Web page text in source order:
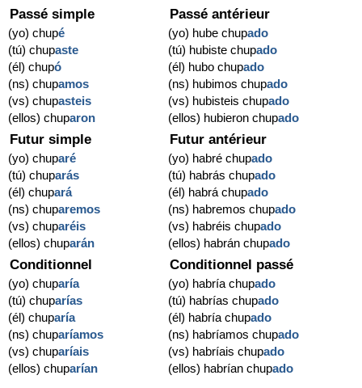
Passé simple
(yo) chupé
(tú) chupaste
(él) chupó
(ns) chupamos
(vs) chupasteis
(ellos) chuparon
Passé antérieur
(yo) hube chupado
(tú) hubiste chupado
(él) hubo chupado
(ns) hubimos chupado
(vs) hubisteis chupado
(ellos) hubieron chupado
Futur simple
(yo) chuparé
(tú) chuparás
(él) chupará
(ns) chuparemos
(vs) chuparéis
(ellos) chuparán
Futur antérieur
(yo) habré chupado
(tú) habrás chupado
(él) habrá chupado
(ns) habremos chupado
(vs) habréis chupado
(ellos) habrán chupado
Conditionnel
(yo) chuparía
(tú) chuparías
(él) chuparía
(ns) chuparíamos
(vs) chuparíais
(ellos) chuparían
Conditionnel passé
(yo) habría chupado
(tú) habrías chupado
(él) habría chupado
(ns) habríamos chupado
(vs) habríais chupado
(ellos) habrían chupado